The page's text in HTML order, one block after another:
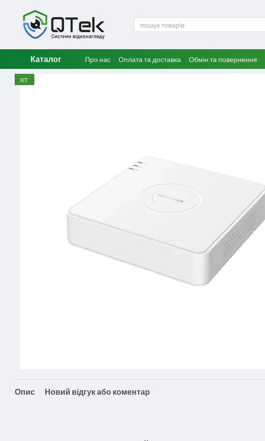
Каталог Про нас Оплата та доставка Обмін та повернення
ХІТ
Опис Новий відгук або коментар